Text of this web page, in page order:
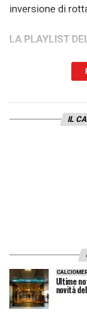
inversione di
LA PLAYLIST
IL
Ultime
novità